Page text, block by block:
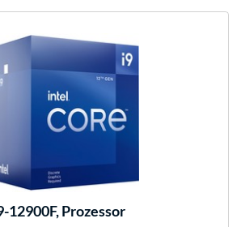
12900F, Prozessor